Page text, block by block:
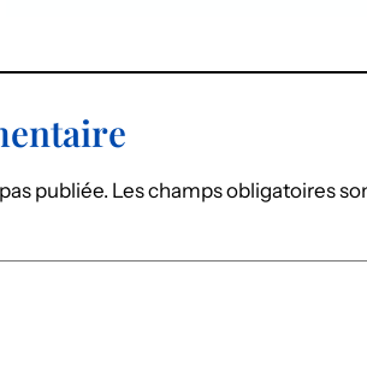
publiée. Les champs obligatoires